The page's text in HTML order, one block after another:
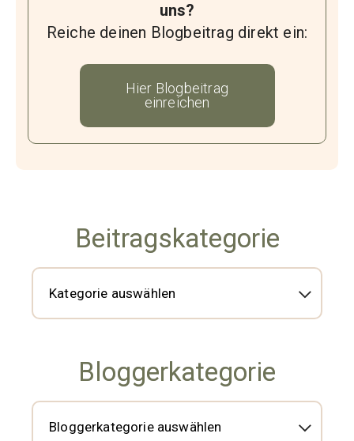
uns?
Reiche deinen Blogbeitrag direkt ein:
Hier Blogbeitrag
einreichen
Beitragskategorie
Bloggerkategorie